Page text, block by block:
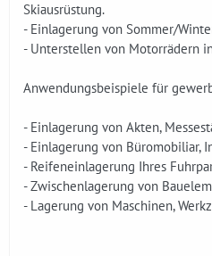
Skiausrüstung.
- Einlagerung von Sommer/
- Unterstellen von Motorrädern
Anwendungsbeispiele für
- Einlagerung von Akten,
- Einlagerung von Büromobiliar,
- Reifeneinlagerung Ihres
- Zwischenlagerung von
- Lagerung von Maschinen,